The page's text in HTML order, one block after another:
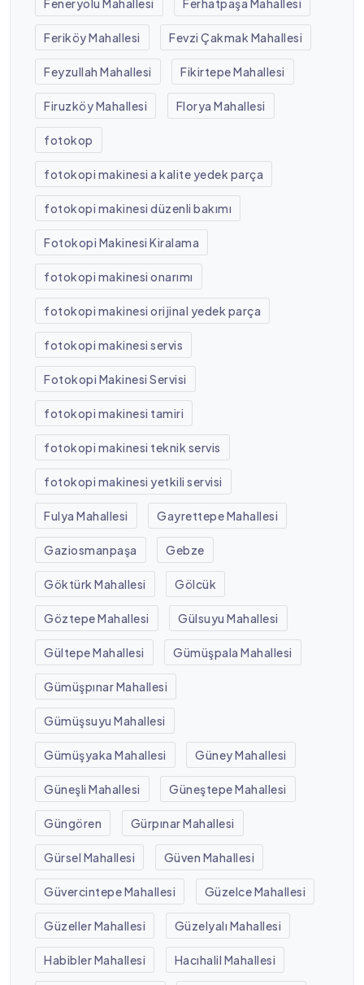
Feriköy Mahallesi Fevzi Çakmak Mahallesi
Feyzullah Mahallesi Fikirtepe Mahallesi
Firuzköy Mahallesi Florya Mahallesi
fotokop
fotokopi makinesi a kalite yedek parça
fotokopi makinesi düzenli bakımı
Fotokopi Makinesi Kiralama
fotokopi makinesi onarımı
fotokopi makinesi orijinal yedek parça
fotokopi makinesi servis
Fotokopi Makinesi Servisi
fotokopi makinesi tamiri
fotokopi makinesi teknik servis
fotokopi makinesi yetkili servisi
Fulya Mahallesi Gayrettepe Mahallesi
Gaziosmanpaşa Gebze
Göktürk Mahallesi Gölcük
Göztepe Mahallesi Gülsuyu Mahallesi
Gültepe Mahallesi Gümüşpala Mahallesi
Gümüşpınar Mahallesi
Gümüşsuyu Mahallesi
Gümüşyaka Mahallesi Güney Mahallesi
Güneşli Mahallesi Güneştepe Mahallesi
Güngören Gürpınar Mahallesi
Gürsel Mahallesi Güven Mahallesi
Güvercintepe Mahallesi Güzelce Mahallesi
Güzeller Mahallesi Güzelyalı Mahallesi
Habibler Mahallesi Hacıhalil Mahallesi